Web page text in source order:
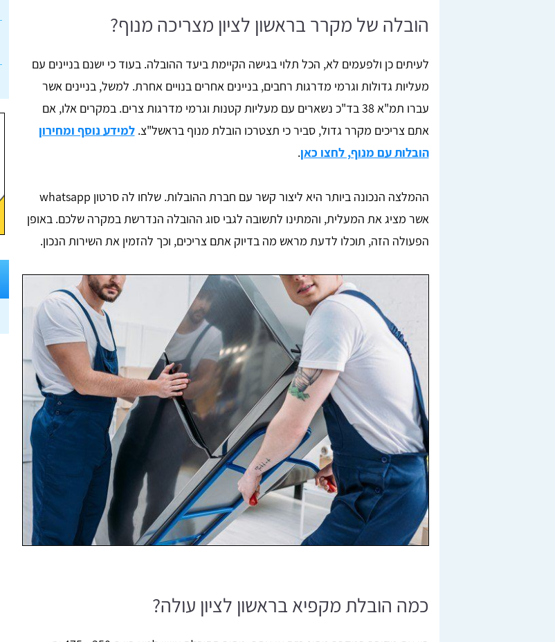
הובלה של מקרר בראשון לציון מצריכה מנוף?
לעיתים כן ולפעמים לא, הכל תלוי בגישה הקיימת ביעד ההובלה. בעוד כי ישנם בניינים עם
מעליות גדולות וגרמי מדרגות רחבים, בניינים אחרים בנויים אחרת. למשל, בניינים אשר
עברו תמ"א 38 בד"כ נשארים עם מעליות קטנות וגרמי מדרגות צרים. במקרים אלו, אם
אתם צריכים מקרר גדול, סביר כי תצטרכו הובלת מנוף בראשל"צ.למידע נוסף ומחירון
הובלות עם מנוף, לחצו כאן.
ההמלצה הנכונה ביותר היא ליצור קשר עם חברת ההובלות. שלחו לה סרטון whatsapp
אשר מציג את המעלית, והמתינו לתשובה לגבי סוג ההובלה הנדרשת במקרה שלכם. באופן
הפעולה הזה, תוכלו לדעת מראש מה בדיוק אתם צריכים, וכך להזמין את השירות הנכון.
כמה הובלת מקפיא בראשון לציון עולה?